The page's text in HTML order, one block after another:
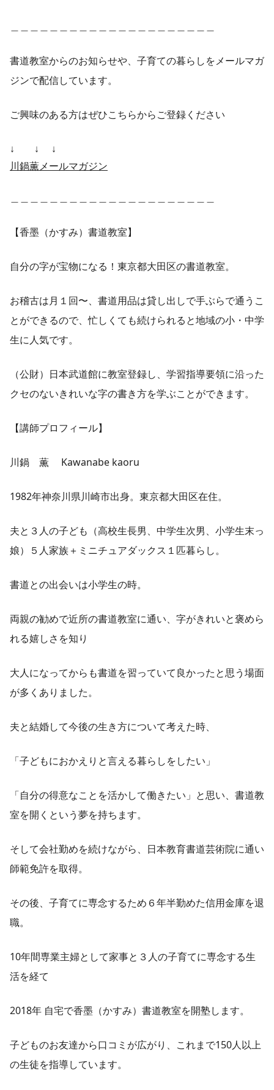
書道教室からのお知らせや、子育ての暮らしをメールマガ
ジンで配信しています。
ご興味のある方はぜひこちらからご登録ください
↓ ↓ ↓
川鍋薫メールマガジン
【香墨（かすみ）書道教室】
自分の字が宝物になる！東京都大田区の書道教室。
お稽古は月１回〜、書道用品は貸し出しで手ぶらで通うこ
とができるので、忙しくても続けられると地域の小・中学
生に人気です。
（公財）日本武道館に教室登録し、学習指導要領に沿った
クセのないきれいな字の書き方を学ぶことができます。
【講師プロフィール】
川鍋 薫 Kawanabe kaoru
1982年神奈川県川崎市出身。東京都大田区在住。
夫と３人の子ども（高校生長男、中学生次男、小学生末っ
娘）５人家族＋ミニチュアダックス１匹暮らし。
書道との出会いは小学生の時。
両親の勧めで近所の書道教室に通い、字がきれいと褒めら
れる嬉しさを知り
大人になってからも書道を習っていて良かったと思う場面
が多くありました。
夫と結婚して今後の生き方について考えた時、
「子どもにおかえりと言える暮らしをしたい」
「自分の得意なことを活かして働きたい」と思い、書道教
室を開くという夢を持ちます。
そして会社勤めを続けながら、日本教育書道芸術院に通い
師範免許を取得。
その後、子育てに専念するため６年半勤めた信用金庫を退
職。
10年間専業主婦として家事と３人の子育てに専念する生
活を経て
2018年 自宅で香墨（かすみ）書道教室を開塾します。
子どものお友達から口コミが広がり、これまで150人以上
の生徒を指導しています。